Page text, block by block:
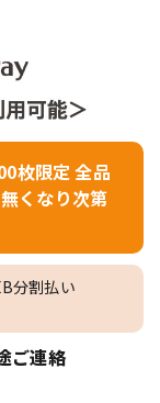
枚限定 全品
くなり次第
分割払い
ご連絡